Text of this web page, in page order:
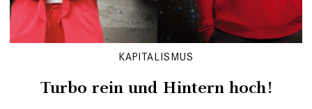
KAPITALISMUS
Turbo rein und Hintern hoch!